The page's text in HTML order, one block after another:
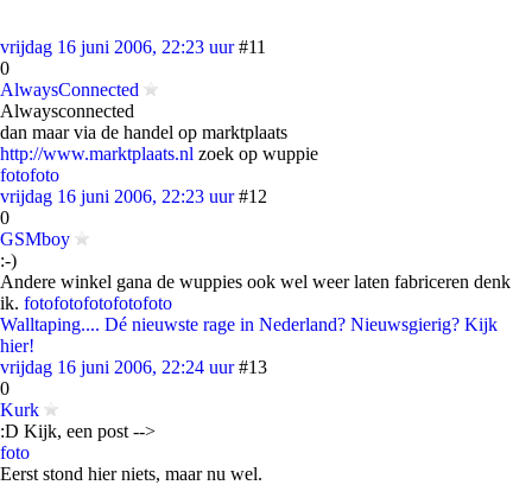
vrijdag 16 juni 2006, 22:23 uur #11
0
AlwaysConnected
Alwaysconnected
dan maar via de handel op marktplaats
http://www.marktplaats.nl zoek op wuppie
fotofoto
vrijdag 16 juni 2006, 22:23 uur #12
0
GSMboy
:-)
Andere winkel gana de wuppies ook wel weer laten fabriceren denk
ik. fotofotofotofotofoto
Walltaping.... Dé nieuwste rage in Nederland? Nieuwsgierig? Kijk
hier!
vrijdag 16 juni 2006, 22:24 uur #13
0
Kurk
:D Kijk, een post -->
foto
Eerst stond hier niets, maar nu wel.